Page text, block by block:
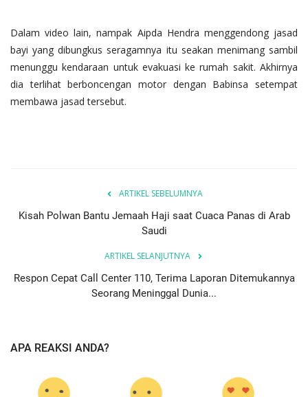
Dalam video lain, nampak Aipda Hendra menggendong jasad
bayi yang dibungkus seragamnya itu seakan menimang sambil
menunggu kendaraan untuk evakuasi ke rumah sakit. Akhirnya
dia terlihat berboncengan motor dengan Babinsa setempat
membawa jasad tersebut.
ARTIKEL SEBELUMNYA
Kisah Polwan Bantu Jemaah Haji saat Cuaca Panas di Arab
Saudi
ARTIKEL SELANJUTNYA
Respon Cepat Call Center 110, Terima Laporan Ditemukannya
Seorang Meninggal Dunia...
APA REAKSI ANDA?